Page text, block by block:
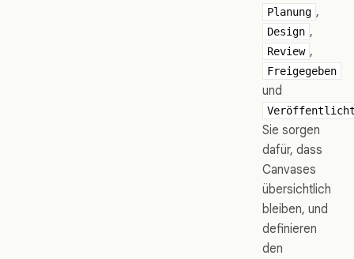
Planung ,
Design ,
Review ,
Freigegeben
und
Sie sorgen
dafür, dass
Canvases
übersichtlich
bleiben, und
definieren
den